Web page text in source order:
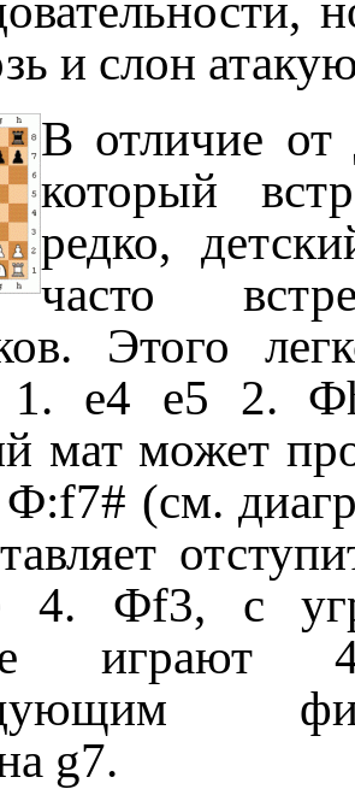
и слон
В отличие от
который
редко,
часто
Этого
1. e4 e5 2.
мат может
(см.
4. Фf3, с
g7.